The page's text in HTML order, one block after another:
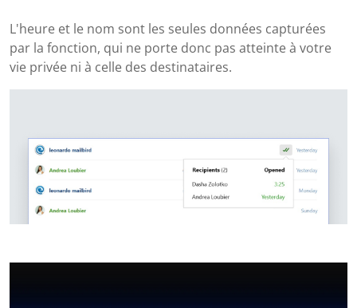
L'heure et le nom sont les seules données capturées
par la fonction, qui ne porte donc pas atteinte à votre
vie privée ni à celle des destinataires.